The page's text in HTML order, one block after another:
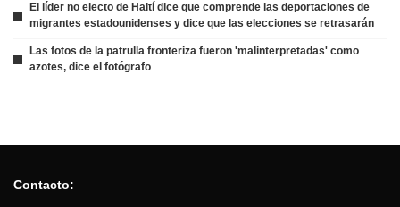
El líder no electo de Haití dice que comprende las deportaciones de
migrantes estadounidenses y dice que las elecciones se retrasarán
Las fotos de la patrulla fronteriza fueron 'malinterpretadas' como
azotes, dice el fotógrafo
Contacto: